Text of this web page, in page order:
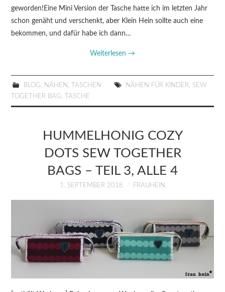
geworden!Eine Mini Version der Tasche hatte ich im letzten Jahr
schon genäht und verschenkt, aber Klein Hein sollte auch eine
bekommen, und dafür habe ich dann…
Weiterlesen →
BLOG NÄHEN TASCHEN NÄHEN FÜR KINDER
SEW
TOGETHER BAG
TASCHE
HUMMELHONIG COZY
DOTS SEW TOGETHER
BAGS – TEIL 3, ALLE 4
1. SEPTEMBER 2018 FRAUHEIN